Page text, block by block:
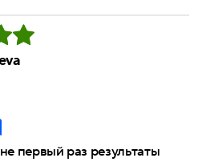
первый раз результаты